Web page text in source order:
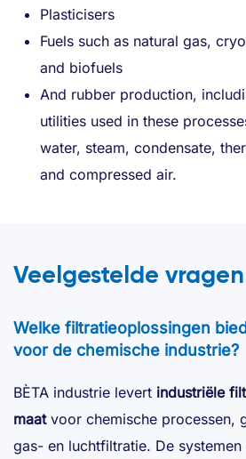
Plasticisers
Fuels such as natural gas,
and biofuels
And rubber production,
utilities used in these
water, steam, condensate,
and compressed air.
Veelgestelde vragen
Welke filtratieoplossingen
voor de chemische industrie?
BÈTA industrie levert industriële
maatvoor chemische processen,
gas- en luchtfiltratie. De